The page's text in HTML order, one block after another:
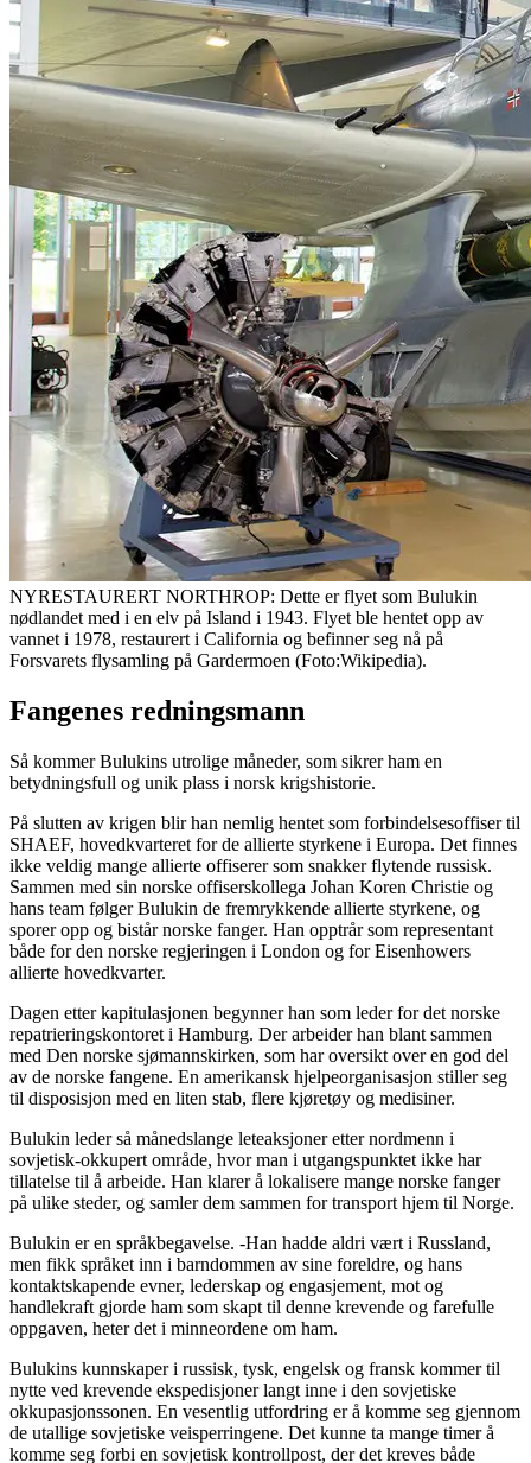
NYRESTAURERT NORTHROP: Dette er flyet som Bulukin
nødlandet med i en elv på Island i 1943. Flyet ble hentet opp av
vannet i 1978, restaurert i California og befinner seg nå på
Forsvarets flysamling på Gardermoen (Foto:Wikipedia).
Fangenes redningsmann
Så kommer Bulukins utrolige måneder, som sikrer ham en
betydningsfull og unik plass i norsk krigshistorie.
På slutten av krigen blir han nemlig hentet som forbindelsesoffiser til
SHAEF, hovedkvarteret for de allierte styrkene i Europa. Det finnes
ikke veldig mange allierte offiserer som snakker flytende russisk.
Sammen med sin norske offiserskollega Johan Koren Christie og
hans team følger Bulukin de fremrykkende allierte styrkene, og
sporer opp og bistår norske fanger. Han opptrår som representant
både for den norske regjeringen i London og for Eisenhowers
allierte hovedkvarter.
Dagen etter kapitulasjonen begynner han som leder for det norske
repatrieringskontoret i Hamburg. Der arbeider han blant sammen
med Den norske sjømannskirken, som har oversikt over en god del
av de norske fangene. En amerikansk hjelpeorganisasjon stiller seg
til disposisjon med en liten stab, flere kjøretøy og medisiner.
Bulukin leder så månedslange leteaksjoner etter nordmenn i
sovjetisk-okkupert område, hvor man i utgangspunktet ikke har
tillatelse til å arbeide. Han klarer å lokalisere mange norske fanger
på ulike steder, og samler dem sammen for transport hjem til Norge.
Bulukin er en språkbegavelse. -Han hadde aldri vært i Russland,
men fikk språket inn i barndommen av sine foreldre, og hans
kontaktskapende evner, lederskap og engasjement, mot og
handlekraft gjorde ham som skapt til denne krevende og farefulle
oppgaven, heter det i minneordene om ham.
Bulukins kunnskaper i russisk, tysk, engelsk og fransk kommer til
nytte ved krevende ekspedisjoner langt inne i den sovjetiske
okkupasjonssonen. En vesentlig utfordring er å komme seg gjennom
de utallige sovjetiske veisperringene. Det kunne ta mange timer å
komme seg forbi en sovjetisk kontrollpost, der det kreves både